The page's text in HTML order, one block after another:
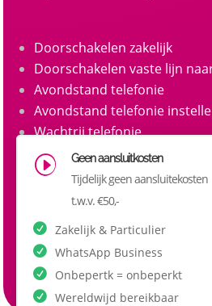
Doorschakelen zakelijk
Doorschakelen vaste lijn
Avondstand telefonie
Avondstand telefonie
Wachtrij telefonie
Call queue telefonie
Belgroepen
Belgroep instellen zakelijke
Doorkiesnummers
Doorkiesnummer per
I Geen aansluitkosten
Tijdelijk geen aansluitekosten
t.w.v. €50,-
Zakelijk & Particulier
WhatsApp Business
Onbepertk = onbeperkt
Wereldwijd bereikbaar